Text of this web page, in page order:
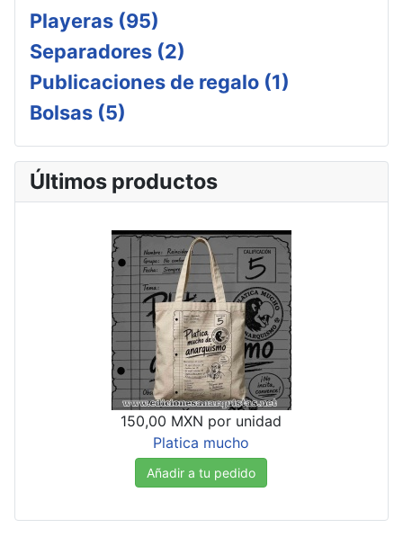
Playeras (95)
Separadores (2)
Publicaciones de regalo (1)
Bolsas (5)
Últimos productos
150,00 MXN por unidad
Platica mucho
Añadir a tu pedido